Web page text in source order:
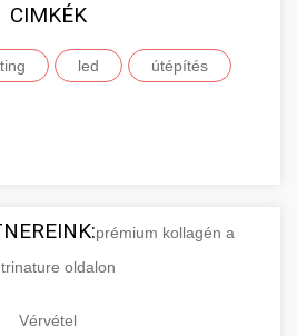
CIMKÉK
led útépítés
prémium kollagén a
oldalon
Vérvétel